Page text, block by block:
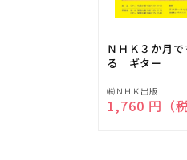
ＮＨＫ３か月
る ギター
販
売
㈱ＮＨＫ出版
通常価格
1,760 円（税